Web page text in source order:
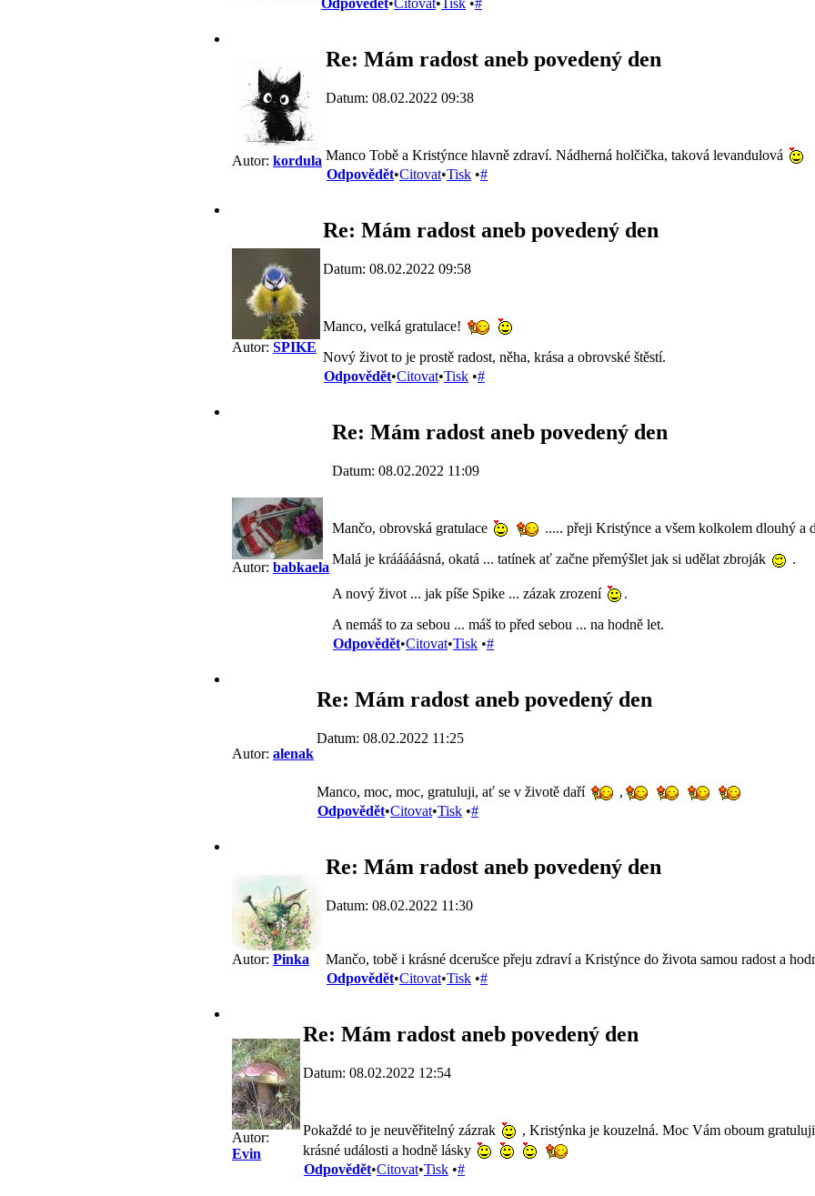
Autor: kordula
Re: Mám radost aneb povedený den
Datum: 08.02.2022 09:38
Manco Tobě a Kristýnce hlavně zdraví. Nádherná holčička, taková levandulová
Odpovědět•Citovat•Tisk •#
Autor: SPIKE
Re: Mám radost aneb povedený den
Datum: 08.02.2022 09:58
Manco, velká gratulace!
Nový život to je prostě radost, něha, krása a obrovské štěstí.
Odpovědět•Citovat•Tisk •#
Autor: babkaela
Re: Mám radost aneb povedený den
Datum: 08.02.2022 11:09
Mančo, obrovská gratulace ..... přeji Kristýnce a všem kolkolem dlouhý a
Malá je krááááásná, okatá ... tatínek ať začne přemýšlet jak si udělat zbroják
.
A nový život ... jak píše Spike ... zázak zrození
.
A nemáš to za sebou ... máš to před sebou ... na hodně let.
Odpovědět•Citovat•Tisk •#
Autor: alenak
Re: Mám radost aneb povedený den
Datum: 08.02.2022 11:25
Manco, moc, moc, gratuluji, ať se v životě daří
,
Odpovědět•Citovat•Tisk •#
Autor: Pinka
Re: Mám radost aneb povedený den
Datum: 08.02.2022 11:30
Mančo, tobě i krásné dcerušce přeju zdraví a Kristýnce do života samou radost a
Odpovědět•Citovat•Tisk •#
Autor:
Evin
Re: Mám radost aneb povedený den
Datum: 08.02.2022 12:54
Pokaždé to je neuvěřitelný zázrak , Kristýnka je kouzelná. Moc Vám oboum gratuluji
krásné události a hodně lásky
Odpovědět•Citovat•Tisk •#